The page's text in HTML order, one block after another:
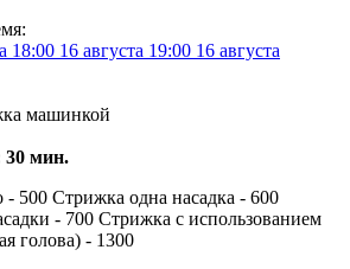
18:00 16 августа 19:00 16 августа
машинкой
30 мин.
- 500 Стрижка одна насадка - 600
- 700 Стрижка с использованием
голова) - 1300